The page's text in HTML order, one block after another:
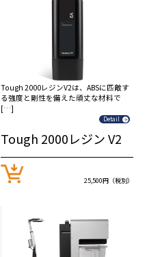
Tough 2000レジンV2は、ABSに匹敵す
る強度と剛性を備えた頑丈な材料で
[…]
Detail
Tough 2000レジン V2
25,500円（税別）